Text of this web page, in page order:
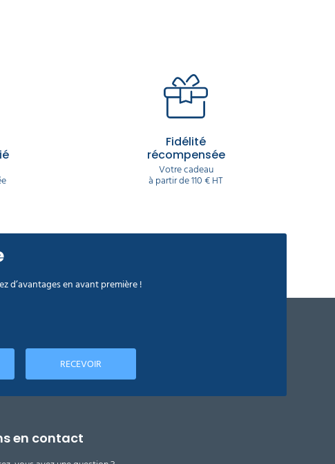
Fidélité
récompensée
Votre cadeau
à partir de 110 € HT
d’avantages en avant première !
RECEVOIR
en contact